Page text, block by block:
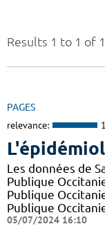
Results 1 to 1 of
PAGES
relevance:
Les données de
Publique
Publique
Publique
05/07/2024 16:10